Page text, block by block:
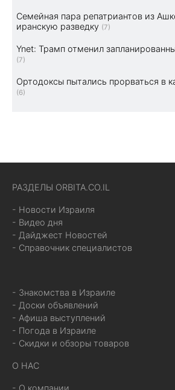
Семейная пара репатриантов из
иранскую разведку (7)
Ynet: Трамп отменил
(7)
Ортодоксы пытались прорваться в
(6)
РАЗДЕЛЫ ORBITA.CO.IL
- Новости Израиля
- Видео дня
- Дайджест Новостей
- Справочник специалистов
- Знакомства в Израиле
- Доски объявлений
- Афиша выступлений
- Погода в Израиле
- Скидки и обзоры товаров
О НАС
- О компании